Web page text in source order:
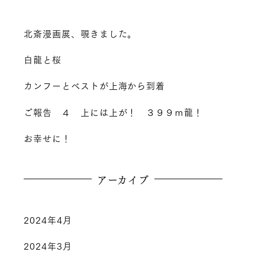
北斎漫画展、覗きました。
白龍と桜
カンフーとベストが上海から到着
ご報告 ４ 上には上が！ ３９９ｍ龍！
お幸せに！
アーカイブ
2024年4月
2024年3月